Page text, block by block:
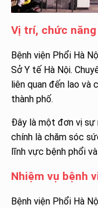
Vị trí, chức năng
Bệnh viện Phổi Hà
Sở Y tế Hà Nội.
liên quan đến lao và
thành phố.
Đây là một đơn vị sự
chính là chăm sóc
lĩnh vực bệnh phổi
Nhiệm vụ bệnh
Bệnh viện Phổi Hà